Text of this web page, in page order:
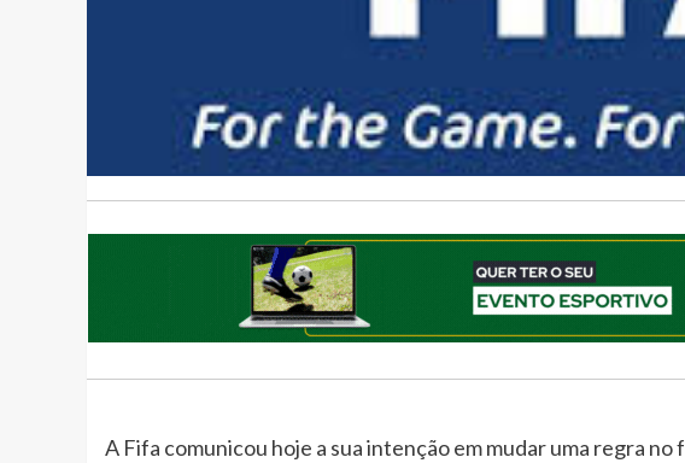
A Fifa comunicou hoje a sua intenção em mudar uma regra